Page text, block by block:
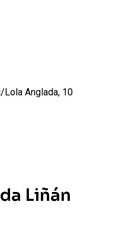
Lola Anglada, 10
Liñán